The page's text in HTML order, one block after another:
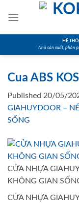
HỆ
Nhà sản xuất, phân
Cua ABS
Published 20/05/
GIAHUYDOOR –
SỐNG
CỬA NHỰA
KHÔNG GIAN
CỬA NHỰA